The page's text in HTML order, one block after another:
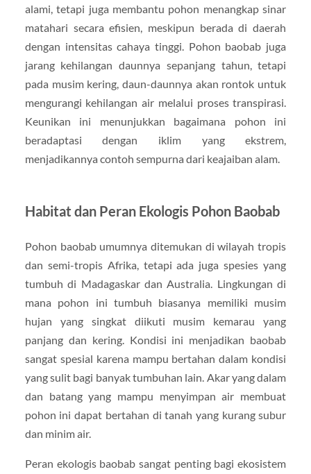
alami, tetapi juga membantu pohon menangkap sinar
matahari secara efisien, meskipun berada di daerah
dengan intensitas cahaya tinggi. Pohon baobab juga
jarang kehilangan daunnya sepanjang tahun, tetapi
pada musim kering, daun-daunnya akan rontok untuk
mengurangi kehilangan air melalui proses transpirasi.
Keunikan ini menunjukkan bagaimana pohon ini
beradaptasi dengan iklim yang ekstrem,
menjadikannya contoh sempurna dari keajaiban alam.
Habitat dan Peran Ekologis Pohon Baobab
Pohon baobab umumnya ditemukan di wilayah tropis
dan semi-tropis Afrika, tetapi ada juga spesies yang
tumbuh di Madagaskar dan Australia. Lingkungan di
mana pohon ini tumbuh biasanya memiliki musim
hujan yang singkat diikuti musim kemarau yang
panjang dan kering. Kondisi ini menjadikan baobab
sangat spesial karena mampu bertahan dalam kondisi
yang sulit bagi banyak tumbuhan lain. Akar yang dalam
dan batang yang mampu menyimpan air membuat
pohon ini dapat bertahan di tanah yang kurang subur
dan minim air.
Peran ekologis baobab sangat penting bagi ekosistem